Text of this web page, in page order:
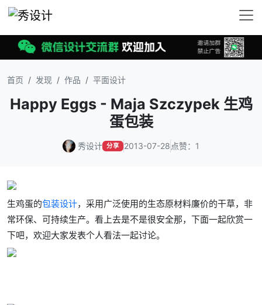
首页 发现 作品 平面设计
Happy Eggs - Maja Szczypek 生鸡
蛋包装
秀设计 分享 2013-07-28 点赞：1
生鸡蛋的包装设计，采用广泛使用的生态原材料廉价的干草，非
常环保、可持续生产。看上去是不是很安全那，下面一起欣赏一
下吧，欢迎大家发表个人看法一起讨论。